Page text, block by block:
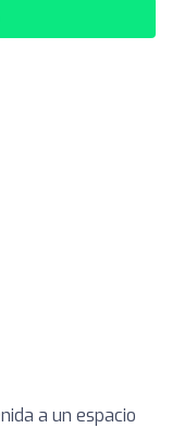
a un espacio